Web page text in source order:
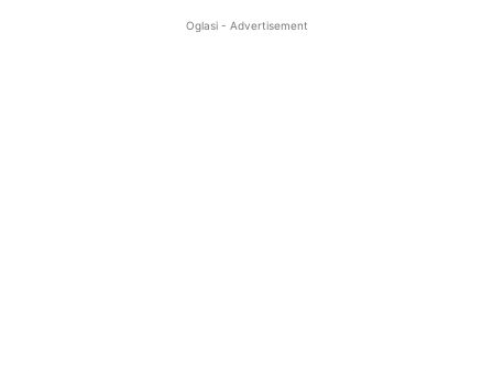
Oglasi - Advertisement